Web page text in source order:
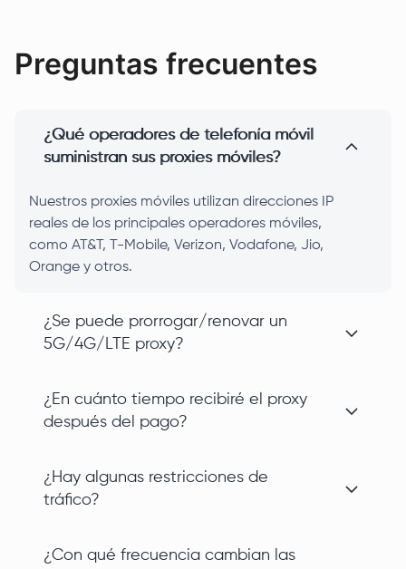
Preguntas frecuentes
¿Qué operadores de telefonía móvil
suministran sus proxies móviles?
Nuestros proxies móviles utilizan direcciones IP
reales de los principales operadores móviles,
como AT&T, T-Mobile, Verizon, Vodafone, Jio,
Orange y otros.
¿Se puede prorrogar/renovar un
5G/4G/LTE proxy?
¿En cuánto tiempo recibiré el proxy
después del pago?
¿Hay algunas restricciones de
tráfico?
¿Con qué frecuencia cambian las